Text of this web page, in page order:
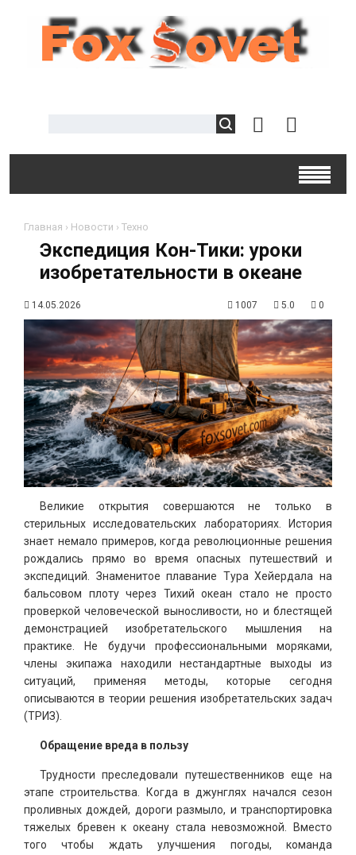
Главная › Новости › Техно
Экспедиция Кон-Тики: уроки
изобретательности в океане
14.05.2026 1007 5.0 0
Великие открытия совершаются не только в
стерильных исследовательских лабораториях. История
знает немало примеров, когда революционные решения
рождались прямо во время опасных путешествий и
экспедиций. Знаменитое плавание Тура Хейердала на
бальсовом плоту через Тихий океан стало не просто
проверкой человеческой выносливости, но и блестящей
демонстрацией изобретательского мышления на
практике. Не будучи профессиональными моряками,
члены экипажа находили нестандартные выходы из
ситуаций, применяя методы, которые сегодня
описываются в теории решения изобретательских задач
(ТРИЗ).
Обращение вреда в пользу
Трудности преследовали путешественников еще на
этапе строительства. Когда в джунглях начался сезон
проливных дождей, дороги размыло, и транспортировка
тяжелых бревен к океану стала невозможной. Вместо
того чтобы ждать улучшения погоды, команда